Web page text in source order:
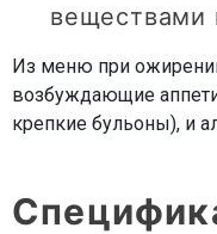
веществами
Из меню при
возбуждающие
крепкие бульоны), и